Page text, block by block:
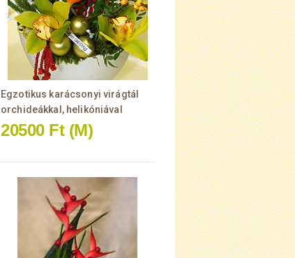
Egzotikus karácsonyi virágtál
orchideákkal, helikóniával
20500 Ft (M)